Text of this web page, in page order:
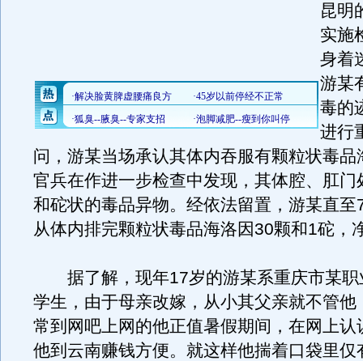
昆明
实施
身着
游某
毒的
进行
问，游某当场承认其体内吞服有颗粒状毒品
官兵在作进一步检查中发现，其体腔、肛门
和砣状的毒品异物。经依法留置，游某直至
从体内排完颗粒状毒品海洛因30颗和1砣，
据了解，现年17岁的游某系重庆市某职
学生，由于母亲改嫁，从小其父亲就不管他
常到网吧上网的他正值暑假期间，在网上认
他到云南赚钱方便。就这样他揣着口袋里仅